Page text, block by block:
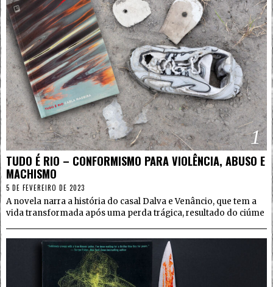
1
TUDO É RIO – CONFORMISMO PARA VIOLÊNCIA, ABUSO E
MACHISMO
5 DE FEVEREIRO DE 2023
A novela narra a história do casal Dalva e Venâncio, que tem a
vida transformada após uma perda trágica, resultado do ciúme